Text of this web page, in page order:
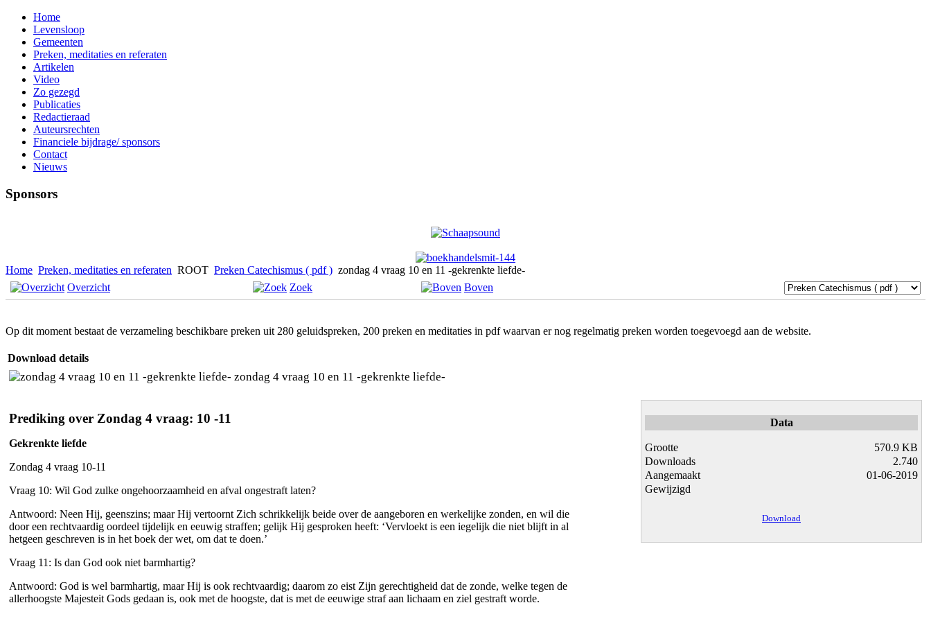
Home
Levensloop
Gemeenten
Preken, meditaties en referaten
Artikelen
Video
Zo gezegd
Publicaties
Redactieraad
Auteursrechten
Financiele bijdrage/ sponsors
Contact
Nieuws
Sponsors
Home Preken, meditaties en referaten ROOT Preken Catechismus ( pdf ) zondag 4 vraag 10 en 11 -gekrenkte liefde-
Overzicht
Zoek Boven
Op dit moment bestaat de verzameling beschikbare preken uit 280 geluidspreken, 200 preken en meditaties in pdf waarvan er nog regelmatig preken worden toegevoegd aan de website.
Download details
zondag 4 vraag 10 en 11 -gekrenkte liefde-
Prediking over Zondag 4 vraag: 10 -11
Gekrenkte liefde
Zondag 4 vraag 10-11
Vraag 10: Wil God zulke ongehoorzaamheid en afval ongestraft laten?
Antwoord: Neen Hij, geenszins; maar Hij vertoornt Zich schrikkelijk beide over de aangeboren en werkelijke zonden, en wil die
door een rechtvaardig oordeel tijdelijk en eeuwig straffen; gelijk Hij gesproken heeft: ‘Vervloekt is een iegelijk die niet blijft in al
hetgeen geschreven is in het boek der wet, om dat te doen.’
Vraag 11: Is dan God ook niet barmhartig?
Antwoord: God is wel barmhartig, maar Hij is ook rechtvaardig; daarom zo eist Zijn gerechtigheid dat de zonde, welke tegen de
allerhoogste Majesteit Gods gedaan is, ook met de hoogste, dat is met de eeuwige straf aan lichaam en ziel gestraft worde.
Data
Grootte
570.9 KB
Downloads
2.740
Aangemaakt
01-06-2019
Gewijzigd
Download